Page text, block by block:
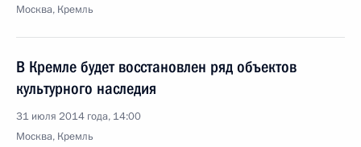
Москва, Кремль
В Кремле будет восстановлен ряд объектов
культурного наследия
31 июля 2014 года, 14:00
Москва, Кремль